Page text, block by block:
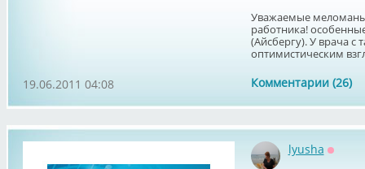
Уважаемые
работника!
(Айсбергу). У врача
оптимистическим
Комментарии (26)
19.06.2011 04:08
lyusha